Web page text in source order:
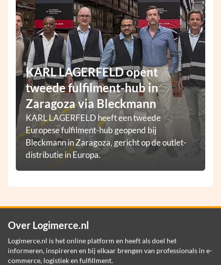
KARL LAGERFELD opent
tweede fulfilment-hub in
Zaragoza via Bleckmann
KARL LAGERFELD heeft een tweede
Europese fulfilment-hub geopend bij
Bleckmann in Zaragoza, gericht op de outlet-
distributie in Europa.
Over Logimerce.nl
Logimerce.nl is het online platform en heeft als doel het
informeren, inspireren en bij elkaar brengen van professionals in e-
commerce, logistiek en fulfillment.